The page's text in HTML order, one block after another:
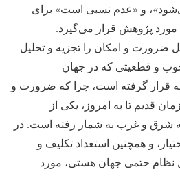
و «عدم نسبی است» برای
مورد پژوهش قرار می‌گیرد.
ضرورت و امکان را تجزیه و تحلیل
و قطعیتی که در جهان
قرار گرفته است، چرا که ضرورت و
قدیم تا به امروز، یکی از
شرق و غرب به شمار رفته است. در
و همچنین استعداد تکلیف و
نظام حتمی جهان هستی، مورد